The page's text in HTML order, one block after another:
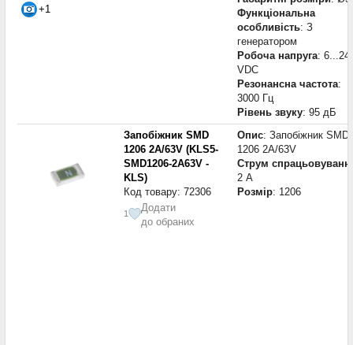
+1
Функціональна
особливість: З
генератором
Робоча напруга: 6...24
VDC
Резонансна частота:
3000 Гц
Рівень звуку: 95 дБ
Запобіжник SMD
1206 2A/63V (KLS5-
SMD1206-2A63V -
KLS)
Код товару: 72306
1
Додати
до обраних
Опис: Запобіжник SMD
1206 2A/63V
Струм
2 А
Розмір: 1206